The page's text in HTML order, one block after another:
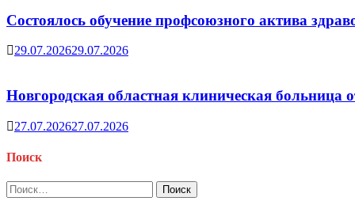
Состоялось обучение профсоюзного актива
29.07.202629.07.2026
Новгородская областная клиническая больница
27.07.202627.07.2026
Поиск
Найти: